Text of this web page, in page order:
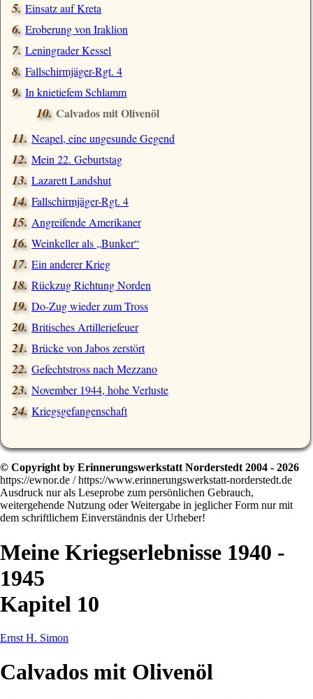
Einsatz auf Kreta
Eroberung von Iraklion
Leningrader Kessel
Fallschirmjäger-Rgt. 4
In knietiefem Schlamm
Calvados mit Olivenöl
Neapel, eine ungesunde Gegend
Mein 22. Geburtstag
Lazarett Landshut
Fallschirmjäger-Rgt. 4
Angreifende Amerikaner
Weinkeller als Bunker
Ein anderer Krieg
Rückzug Richtung Norden
Do-Zug wieder zum Tross
Britisches Artilleriefeuer
Brücke von Jabos zerstört
Gefechtstross nach Mezzano
November 1944, hohe Verluste
Kriegsgefangenschaft
© Copyright by Erinnerungswerkstatt Norderstedt 2004 - 2026
https://ewnor.de / https://www.erinnerungswerkstatt-norderstedt.de
Ausdruck nur als Leseprobe zum persönlichen Gebrauch,
weitergehende Nutzung oder Weitergabe in jeglicher Form nur mit
dem schriftlichem Einverständnis der Urheber!
Meine Kriegserlebnisse 1940 -
1945
Kapitel 10
Ernst H. Simon
Calvados mit Olivenöl